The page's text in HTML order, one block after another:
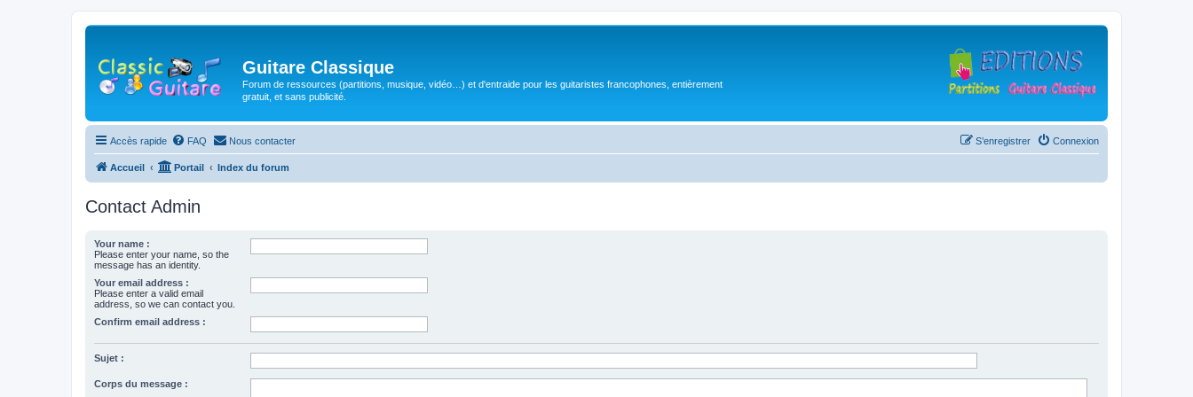
Guitare Classique
Forum de ressources (partitions, musique, vidéo…) et d'entraide pour les guitaristes francophones, entièrement
gratuit, et sans publicité.
Accès rapide FAQ Nous contacter Connexion
S’enregistrer
Accueil Portail Index du forum
Contact Admin
Your name :
Please enter your name, so the
message has an identity.
Your email address :
Please enter a valid email
address, so we can contact you.
Confirm email address :
Sujet :
Corps du message :